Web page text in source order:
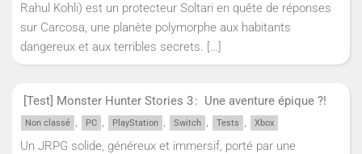
Rahul Kohli) est un protecteur Soltari en quête de réponses
sur Carcosa, une planète polymorphe aux habitants
dangereux et aux terribles secrets. […]
[Test] Monster Hunter Stories 3 : Une aventure épique ?!
Non classé , PC , PlayStation , Switch , Tests , Xbox
Un JRPG solide, généreux et immersif, porté par une